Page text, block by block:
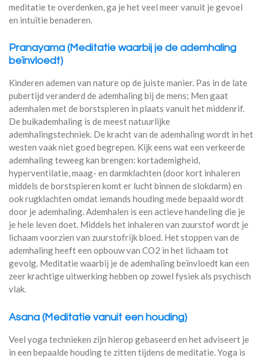
meditatie te overdenken, ga je het veel meer vanuit je gevoel
en intuïtie benaderen.
Pranayama (Meditatie waarbij je de ademhaling
beïnvloedt)
Kinderen ademen van nature op de juiste manier. Pas in de late
pubertijd veranderd de ademhaling bij de mens; Men gaat
ademhalen met de borstspieren in plaats vanuit het middenrif.
De buikademhaling is de meest natuurlijke
ademhalingstechniek. De kracht van de ademhaling wordt in het
westen vaak niet goed begrepen. Kijk eens wat een verkeerde
ademhaling teweeg kan brengen: kortademigheid,
hyperventilatie, maag- en darmklachten (door kort inhaleren
middels de borstspieren komt er lucht binnen de slokdarm) en
ook rugklachten omdat iemands houding mede bepaald wordt
door je ademhaling. Ademhalen is een actieve handeling die je
je hele leven doet. Middels het inhaleren van zuurstof wordt je
lichaam voorzien van zuurstofrijk bloed. Het stoppen van de
ademhaling heeft een opbouw van CO2 in het lichaam tot
gevolg. Meditatie waarbij je de ademhaling beïnvloedt kan een
zeer krachtige uitwerking hebben op zowel fysiek als psychisch
vlak.
Asana (Meditatie vanuit een houding)
Veel yoga technieken zijn hierop gebaseerd en het adviseert je
in een bepaalde houding te zitten tijdens de meditatie. Yoga is